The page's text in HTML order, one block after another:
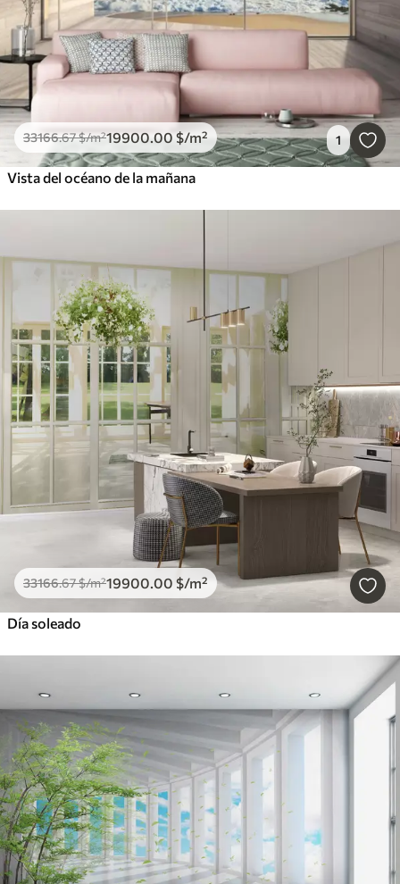
33166.67$/m²19900.00 $/m² 1
Vista del océano de la mañana
33166.67$/m²19900.00 $/m²
Día soleado